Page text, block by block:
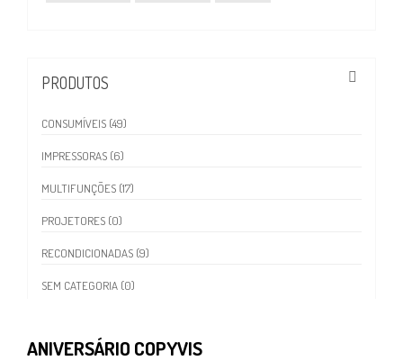
PRODUTOS
CONSUMÍVEIS (49)
IMPRESSORAS (6)
MULTIFUNÇÕES (17)
PROJETORES (0)
RECONDICIONADAS (9)
SEM CATEGORIA (0)
ANIVERSÁRIO COPYVIS